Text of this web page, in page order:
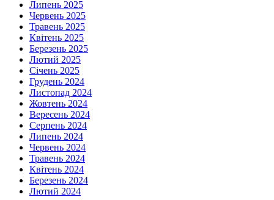
Липень 2025
Червень 2025
Травень 2025
Квітень 2025
Березень 2025
Лютий 2025
Січень 2025
Грудень 2024
Листопад 2024
Жовтень 2024
Вересень 2024
Серпень 2024
Липень 2024
Червень 2024
Травень 2024
Квітень 2024
Березень 2024
Лютий 2024